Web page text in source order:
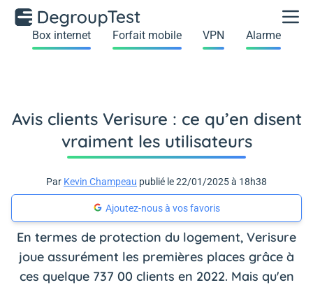
Box internet Forfait mobile VPN Alarme
Avis clients Verisure : ce qu’en disent
vraiment les utilisateurs
Par Kevin Champeau publié le 22/01/2025 à 18h38
Ajoutez-nous à vos favoris
En termes de protection du logement, Verisure
joue assurément les premières places grâce à
ces quelque 737 00 clients en 2022. Mais qu'en